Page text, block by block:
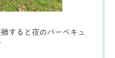
すると夜のバーベキュ